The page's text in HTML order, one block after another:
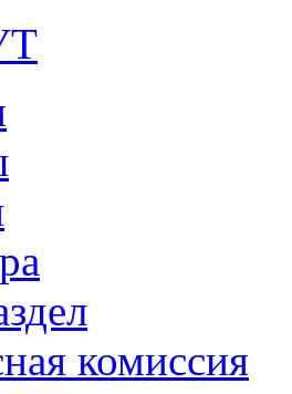
комиссия